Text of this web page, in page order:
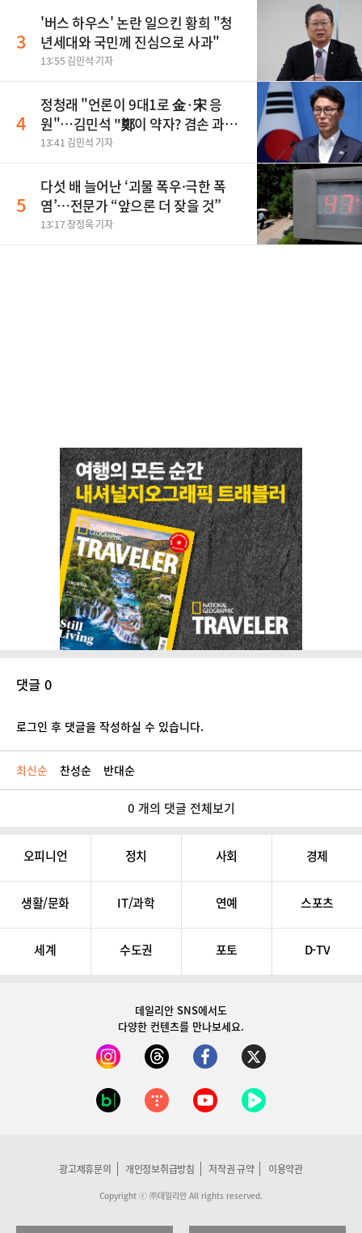
3
'버스 하우스' 논란 일으킨 황희 "청
년세대와 국민께 진심으로 사과"
13:55 김민석 기자
4
정청래 "언론이 9대1로 金·宋 응
원"…김민석 "鄭이 약자? 겸손 과하
다"
13:41 김민석 기자
5
다섯 배 늘어난 ‘괴물 폭우·극한 폭
염’…전문가 “앞으론 더 잦을 것”
13:17 장정욱 기자
댓글 0
로그인 후 댓글을 작성하실 수 있습니다.
최신순 찬성순 반대순
0 개의 댓글 전체보기
오피니언 정치 사회 경제
생활/문화 IT/과학 연예 스포츠
세계 수도권 포토 D-TV
데일리안 SNS에서도
다양한 컨텐츠를 만나보세요.
광고제휴문의 개인정보취급방침 저작권 규약 이용약관
Copyright ⓒ ㈜데일리안 All rights reserved.